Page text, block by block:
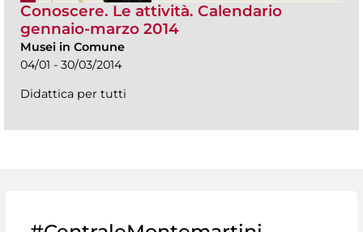
Conoscere. Le attività. Calendario
gennaio-marzo 2014
Musei in Comune
04/01 - 30/03/2014
Didattica per tutti